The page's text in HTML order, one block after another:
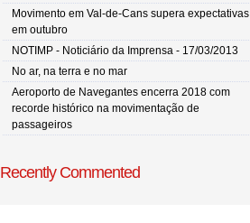
Movimento em Val-de-Cans supera expectativas
em outubro
NOTIMP - Noticiário da Imprensa - 17/03/2013
No ar, na terra e no mar
Aeroporto de Navegantes encerra 2018 com
recorde histórico na movimentação de
passageiros
Recently Commented